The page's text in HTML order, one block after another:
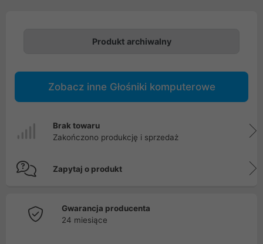
Produkt archiwalny
Zobacz inne Głośniki komputerowe
Brak towaru
Zakończono produkcję i sprzedaż
Zapytaj o produkt
Gwarancja producenta
24 miesiące